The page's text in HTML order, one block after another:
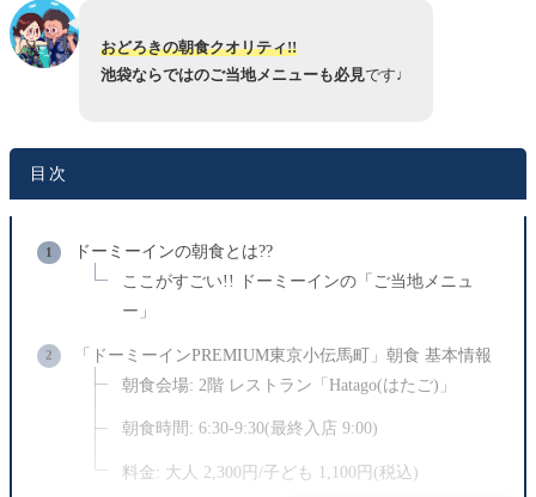
おどろきの朝食クオリティ!!
池袋ならではのご当地メニューも必見です♩
目次
ドーミーインの朝食とは??
ここがすごい!! ドーミーインの「ご当地メニュ
ー」
「ドーミーインPREMIUM東京小伝馬町」朝食 基本情報
朝食会場: 2階 レストラン「Hatago(はたご)」
朝食時間: 6:30-9:30(最終入店 9:00)
料金: 大人 2,300円/子ども 1,100円(税込)